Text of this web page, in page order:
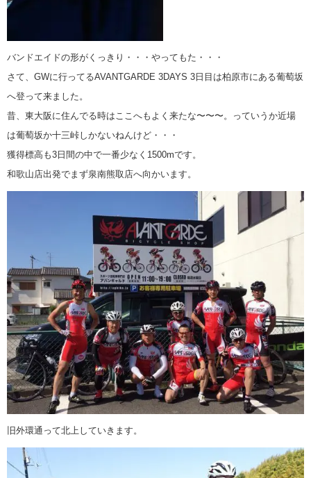
バンドエイドの形がくっきり・・・やってもた・・・
さて、GWに行ってるAVANTGARDE 3DAYS 3日目は柏原市にある葡萄坂
へ登って来ました。
昔、東大阪に住んでる時はここへもよく来たな〜〜〜。っていうか近場
は葡萄坂か十三峠しかないねんけど・・・
獲得標高も3日間の中で一番少なく1500mです。
和歌山店出発でまず泉南熊取店へ向かいます。
旧外環通って北上していきます。